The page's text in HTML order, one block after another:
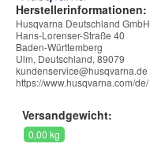
Herstellerinformationen:
Husqvarna Deutschland GmbH
Hans-Lorenser-Straße 40
Baden-Württemberg
Ulm, Deutschland, 89079
kundenservice@husqvarna.de
https://www.husqvarna.com/de/
Versandgewicht:
0,00 kg